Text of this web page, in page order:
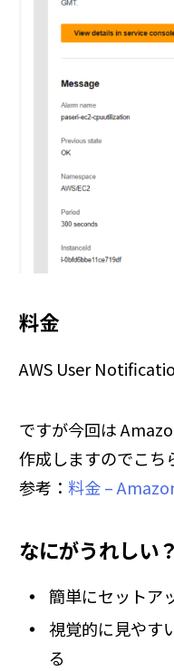
料金
AWS User
ですが今回は
作成しますのでこち
参考： 料金 –
なにがうれしい？
簡単にセットア
視覚的に見やす
る